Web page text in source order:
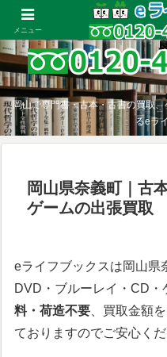
岡山で専門書・古本・古書の買取
るeラ
岡山県奈義町｜古
ゲームの出張買取
eライフブックスは岡山県
DVD・ブルーレイ・CD・
料・荷造不要 、買取金額を
ておりますのでご安心くだ
メニュー